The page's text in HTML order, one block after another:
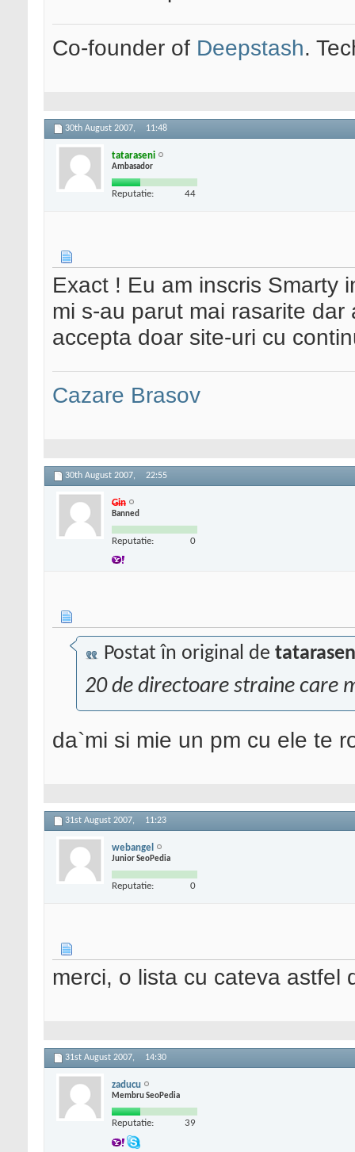
Co-founder of Deepstash.
30th August 2007, 11:48
tataraseni
Ambasador
Reputatie: 44
Exact ! Eu am inscris Smarty
mi s-au parut mai rasarite
accepta doar site-uri cu
Cazare Brasov
30th August 2007, 22:55
Gin
Banned
Reputatie: 0
Postat în original de
20 de directoare straine care
da`mi si mie un pm cu ele te
31st August 2007, 11:23
webangel
Junior SeoPedia
Reputatie: 0
merci, o lista cu cateva astfel
31st August 2007, 14:30
zaducu
Membru SeoPedia
Reputatie: 39